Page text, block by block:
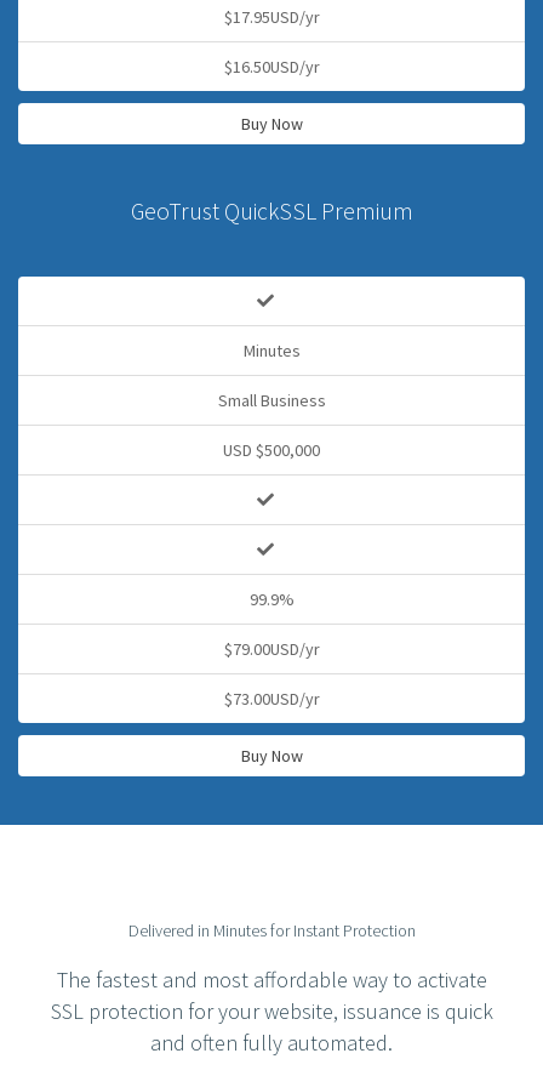
$17.95USD/yr
$16.50USD/yr
Buy Now
GeoTrust QuickSSL Premium
Minutes
Small Business
USD $500,000
99.9%
$79.00USD/yr
$73.00USD/yr
Buy Now
Delivered in Minutes for Instant Protection
The fastest and most affordable way to activate
SSL protection for your website, issuance is quick
and often fully automated.